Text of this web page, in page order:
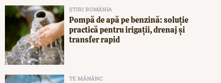
ȘTIRI ROMÂNIA
Pompă de apă pe benzină: soluție
practică pentru irigații, drenaj și
transfer rapid
TE MĂNÂNC